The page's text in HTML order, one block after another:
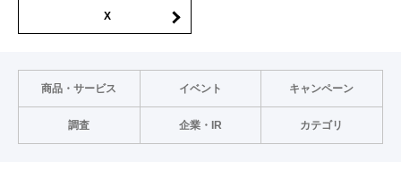
X
商品・サービス イベント キャンペーン
調査 企業・IR カテゴリ